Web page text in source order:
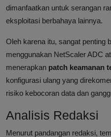
dimanfaatkan untuk serangan
eksploitasi berbahaya lainnya.
Oleh karena itu, sangat penting
menggunakan NetScaler ADC
menerapkan patch keamanan
konfigurasi ulang yang
risiko kebocoran data dan
Analisis Redaksi
Menurut pandangan redaksi,